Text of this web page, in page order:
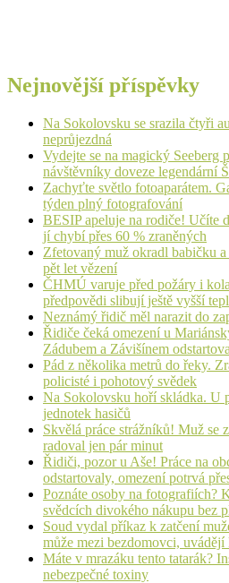
Nejnovější příspěvky
Na Sokolovsku se srazila čtyři
neprůjezdná
Vydejte se na magický Seeberg
návštěvníky doveze legendární
Zachyťte světlo fotoaparátem.
týden plný fotografování
BESIP apeluje na rodiče! Učíte
jí chybí přes 60 % zraněných
Zfetovaný muž okradl babičku
pět let vězení
ČHMÚ varuje před požáry i
předpovědi slibují ještě vyšší
Neznámý řidič měl narazit do
Řidiče čeká omezení u
Zádubem a Závišínem
Pád z několika metrů do řeky.
policisté i pohotový svědek
Na Sokolovsku hoří skládka. U
jednotek hasičů
Skvělá práce strážníků! Muž se
radoval jen pár minut
Řidiči, pozor u Aše! Práce na
odstartovaly, omezení potrvá
Poznáte osoby na fotografiích?
svědcích divokého nákupu bez
Soud vydal příkaz k zatčení
může mezi bezdomovci,
Máte v mrazáku tento tatarák?
nebezpečné toxiny